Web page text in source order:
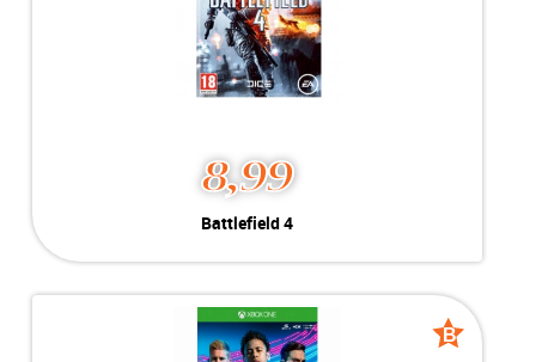
8,99
Battlefield 4
-----------------------------------
B
B
grade